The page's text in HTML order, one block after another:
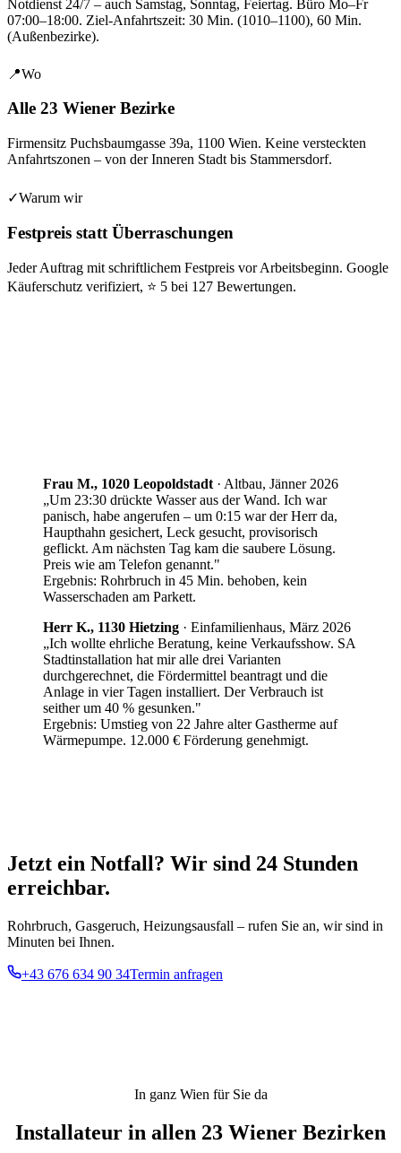
Notdienst 24/7 – auch Samstag, Sonntag, Feiertag. Büro Mo–Fr
07:00–18:00. Ziel-Anfahrtszeit: 30 Min. (1010–1100), 60 Min.
(Außenbezirke).
📍Wo
Alle 23 Wiener Bezirke
Firmensitz Puchsbaumgasse 39a, 1100 Wien. Keine versteckten
Anfahrtszonen – von der Inneren Stadt bis Stammersdorf.
✓Warum wir
Festpreis statt Überraschungen
Jeder Auftrag mit schriftlichem Festpreis vor Arbeitsbeginn. Google
Käuferschutz verifiziert, ⭐ 5 bei 127 Bewertungen.
Frau M., 1020 Leopoldstadt · Altbau, Jänner 2026
„Um 23:30 drückte Wasser aus der Wand. Ich war
panisch, habe angerufen – um 0:15 war der Herr da,
Haupthahn gesichert, Leck gesucht, provisorisch
geflickt. Am nächsten Tag kam die saubere Lösung.
Preis wie am Telefon genannt."
Ergebnis: Rohrbruch in 45 Min. behoben, kein
Wasserschaden am Parkett.
Herr K., 1130 Hietzing · Einfamilienhaus, März 2026
„Ich wollte ehrliche Beratung, keine Verkaufsshow. SA
Stadtinstallation hat mir alle drei Varianten
durchgerechnet, die Fördermittel beantragt und die
Anlage in vier Tagen installiert. Der Verbrauch ist
seither um 40 % gesunken."
Ergebnis: Umstieg von 22 Jahre alter Gastherme auf
Wärmepumpe. 12.000 € Förderung genehmigt.
Jetzt ein Notfall? Wir sind 24 Stunden
erreichbar.
Rohrbruch, Gasgeruch, Heizungsausfall – rufen Sie an, wir sind in
Minuten bei Ihnen.
+43 676 634 90 34Termin anfragen
In ganz Wien für Sie da
Installateur in allen 23 Wiener Bezirken